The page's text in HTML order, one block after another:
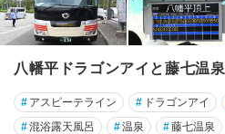
・
十
和
田
田
八幡平ドラゴンアイと藤七温泉
# アスピーテライン # ドラゴンアイ
#混浴露天風呂 #温泉 #藤七温泉